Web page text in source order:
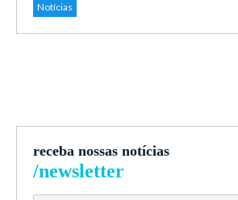
Notícias
receba nossas notícias
/newsletter